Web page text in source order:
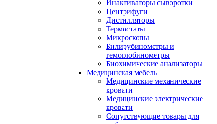
Инактиваторы сыворотки
Центрифуги
Дистилляторы
Термостаты
Микроскопы
Билирубинометры и
гемоглобинометры
Биохимические анализаторы
Медицинская мебель
Медицинские механические
кровати
Медицинские электрические
кровати
Сопутствующие товары для